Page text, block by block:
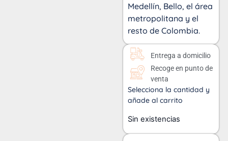
Medellín, Bello, el área
metropolitana y el
resto de Colombia.
Entrega a domicilio
Recoge en punto de
venta
Selecciona la cantidad y
añade al carrito
Sin existencias